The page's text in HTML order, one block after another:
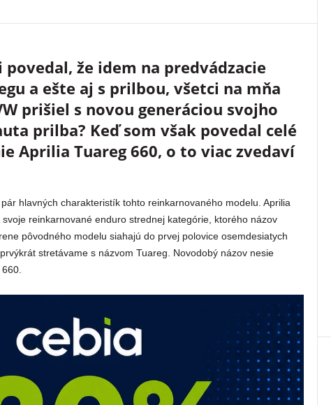
že idem na predvádzacie
a ešte aj s prilbou, všetci na mňa
prišiel s novou generáciou svojho
prilba? Keď som však povedal celé
Aprilia Tuareg 660, o to viac zvedaví
hlavných charakteristík tohto reinkarnovaného modelu. Aprilia
reinkarnované enduro strednej kategórie, ktorého názov
pôvodného modelu siahajú do prvej polovice osemdesiatych
stretávame s názvom Tuareg. Novodobý názov nesie